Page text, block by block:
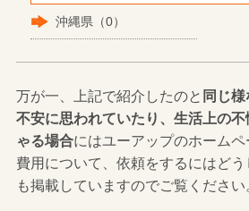
沖縄県（0）
万が一、上記で紹介したのと 同じ
不安に思われていたり、生活上の
ゃる場合にはユーアップのホーム
費用について、依頼をするにはど
も掲載していますのでご覧ください